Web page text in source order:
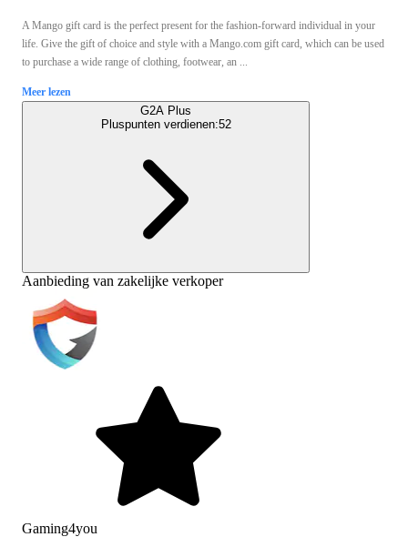
A Mango gift card is the perfect present for the fashion-forward individual in your
life. Give the gift of choice and style with a Mango.com gift card, which can be used
to purchase a wide range of clothing, footwear, an ...
Meer lezen
G2A Plus
Pluspunten verdienen:52
Aanbieding van zakelijke verkoper
Gaming4you